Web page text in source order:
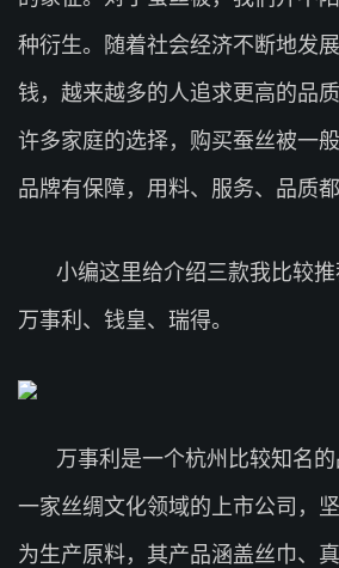
种衍生。随着社会经济不断地发
钱，越来越多的人追求更高的品
许多家庭的选择，购买蚕丝被一
品牌有保障，用料、服务、品质
小编这里给介绍三款我比较推
万事利、钱皇、瑞得。
万事利是一个杭州比较知名
一家丝绸文化领域的上市公司，
为生产原料，其产品涵盖丝巾、